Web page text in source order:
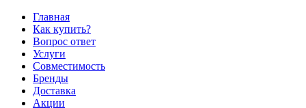
Главная
Как купить?
Вопрос ответ
Услуги
Совместимость
Бренды
Доставка
Акции